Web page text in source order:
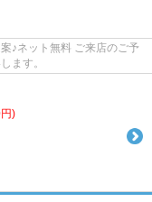
♪ネット無料 ご来店のご予
ます。
)